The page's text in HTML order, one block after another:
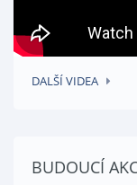
DALŠÍ VIDEA
BUDOUCÍ